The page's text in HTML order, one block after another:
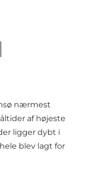
nærmest
af højeste
ligger dybt i
blev lagt for